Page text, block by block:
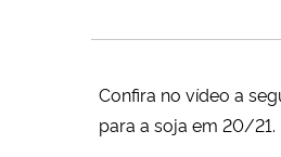
Confira no vídeo a
para a soja em 20/21.